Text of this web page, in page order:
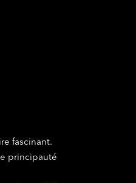
fascinant.
principauté